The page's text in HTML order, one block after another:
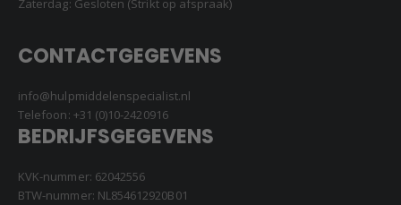
Zaterdag: Gesloten (Strikt op afspraak)
CONTACTGEGEVENS
info@hulpmiddelenspecialist.nl
Telefoon: +31 (0)10-2420916
BEDRIJFSGEGEVENS
KVK-nummer: 62042556
BTW-nummer: NL854612920B01